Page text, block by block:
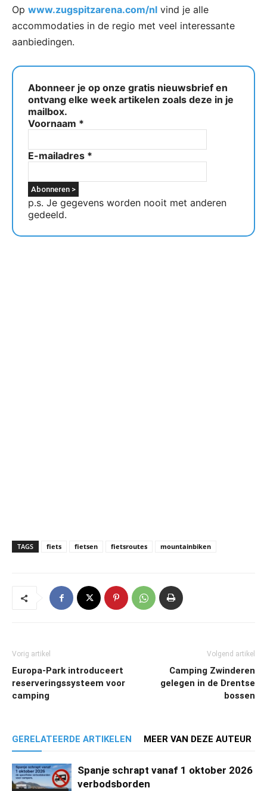
Op www.zugspitzarena.com/nl vind je alle
accommodaties in de regio met veel interessante
aanbiedingen.
Abonneer je op onze gratis nieuwsbrief en
ontvang elke week artikelen zoals deze in je
mailbox.
Voornaam *
E-mailadres *
p.s. Je gegevens worden nooit met anderen
gedeeld.
TAGS fiets fietsen fietsroutes mountainbiken
Vorig artikel
Europa-Park introduceert
reserveringssysteem voor
camping
Volgend artikel
Camping Zwinderen
gelegen in de Drentse
bossen
GERELATEERDE ARTIKELEN MEER VAN DEZE AUTEUR
Spanje schrapt vanaf 1 oktober 2026
verbodsborden